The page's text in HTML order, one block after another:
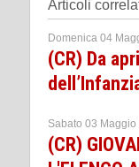
Articoli
Domenica 04
(CR) Da
Sabato 03 Maggio
(CR)